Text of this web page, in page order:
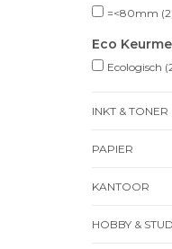
=<80mm
Eco
Ecologisch
INKT & TONER
PAPIER
KANTOOR
HOBBY &